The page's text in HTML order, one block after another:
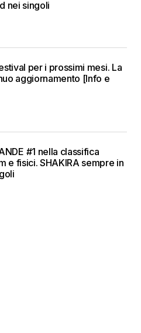
nei singoli
per i prossimi mesi. La
aggiornamento [Info e
#1 nella classifica
e fisici. SHAKIRA sempre in